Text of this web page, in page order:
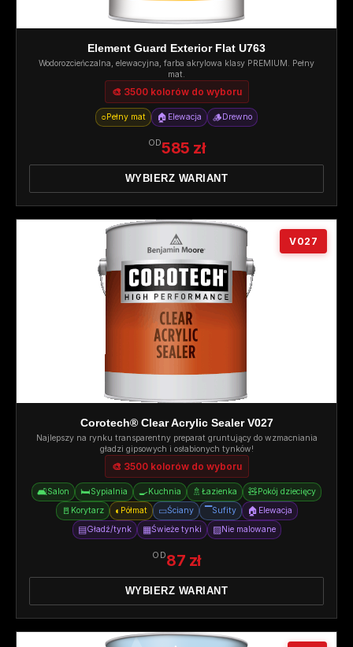
Element Guard Exterior Flat U763
Wodorozcieńczalna, elewacyjna, farba akrylowa klasy PREMIUM. Pełny
mat.
🎨 3500 kolorów do wyboru
○Pełny mat 🏠 Elewacja 🪵Drewno
OD585 zł
WYBIERZ WARIANT
V027
Corotech® Clear Acrylic Sealer V027
Najlepszy na rynku transparentny preparat gruntujący do wzmacniania
gładzi gipsowych i osłabionych tynków!
🎨 3500 kolorów do wyboru
🛋️Salon 🛏️Sypialnia 🍳Kuchnia 🚿 Łazienka 🧸Pokój dziecięcy
🚪 Korytarz ◐ Półmat ▭Ściany ▔Sufity 🏠 Elewacja
▤Gładź/tynk ▦Świeże tynki ▨Nie malowane
OD87 zł
WYBIERZ WARIANT